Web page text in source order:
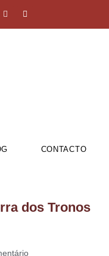
CONTACTO
dos Tronos